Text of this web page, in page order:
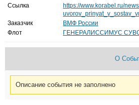
Ссылка
https://www.korabel.ru/
Заказчик
ВМФ России
Флот
ГЕНЕРАЛИССИМУС
О
Описание события не заполнено